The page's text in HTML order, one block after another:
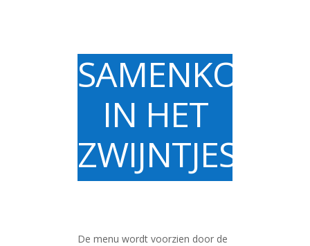
SAMENKOMST
IN HET
ZWIJNTJESHOF
De menu wordt voorzien door de